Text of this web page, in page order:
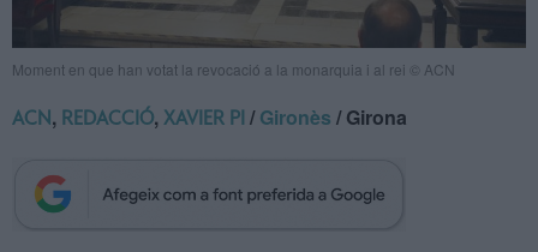
Moment en que han votat la revocació a la monarquia i al rei © ACN
ACN, REDACCIÓ, XAVIER PI /Gironès / Girona